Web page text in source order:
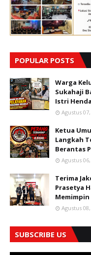
POPULAR POSTS
Warga
Sukahaji
Istri
Agustus
Ketua
Langkah
Berantas
Agustus
Terima
Prasetya
Memimpin
Agustus
SUBSCRIBE US